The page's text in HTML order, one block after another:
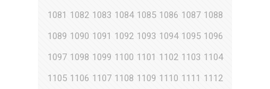
1081 1082 1083 1084 1085 1086 1087 1088
1089 1090 1091 1092 1093 1094 1095 1096
1097 1098 1099 1100 1101 1102 1103 1104
1105 1106 1107 1108 1109 1110 1111 1112